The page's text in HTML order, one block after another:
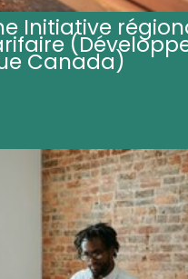
Initiative
Canada)